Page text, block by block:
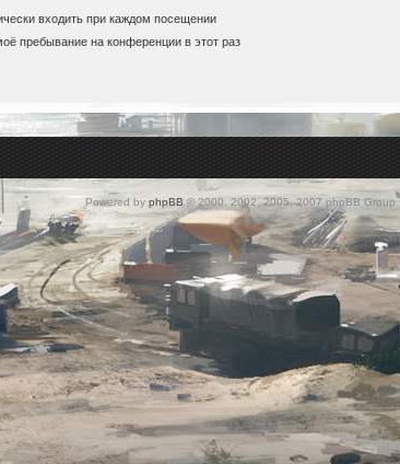
входить при каждом посещении
пребывание на конференции в этот раз
Powered by phpBB© 2000, 2002, 2005, 2007 phpBB Group